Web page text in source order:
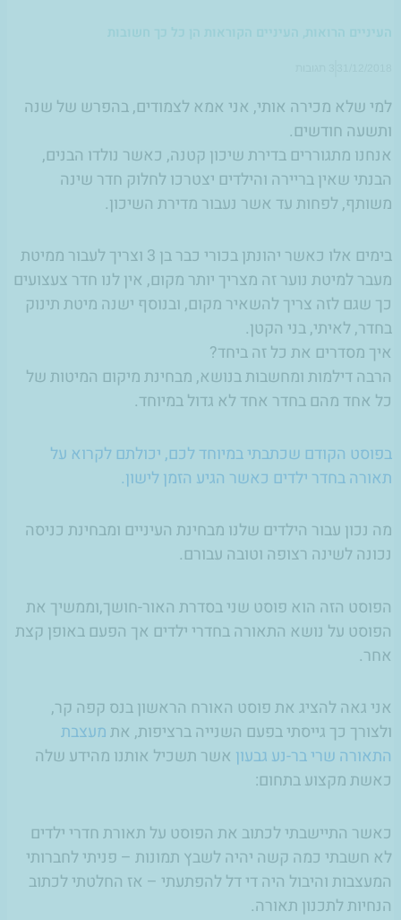
העיניים הרואות, העיניים הקוראות הן כל כך חשובות
למי שלא מכירה אותי, אני אמא לצמודים, בהפרש של שנה
ותשעה חודשים.
אנחנו מתגוררים בדירת שיכון קטנה, כאשר נולדו הבנים,
הבנתי שאין בריירה והילדים יצטרכו לחלוק חדר שינה
משותף, לפחות עד אשר נעבור מדירת השיכון.
בימים אלו כאשר יהונתן בכורי כבר בן 3 וצריך לעבור ממיטת
מעבר למיטת נוער זה מצריך יותר מקום, אין לנו חדר צעצועים
כך שגם לזה צריך להשאיר מקום, ובנוסף ישנה מיטת תינוק
בחדר, לאיתי, בני הקטן.
איך מסדרים את כל זה ביחד?
הרבה דילמות ומחשבות בנושא, מבחינת מיקום המיטות של
כל אחד מהם בחדר אחד לא גדול במיוחד.
בפוסט הקודם שכתבתי במיוחד לכם, יכולתם לקרוא על
תאורה בחדר ילדים כאשר הגיע הזמן לישון.
מה נכון עבור הילדים שלנו מבחינת העיניים ומבחינת כניסה
נכונה לשינה רצופה וטובה עבורם.
הפוסט הזה הוא פוסט שני בסדרת האור-חושך,וממשיך את
הפוסט על נושא התאורה בחדרי ילדים אך הפעם באופן קצת
אחר.
אני גאה להציג את פוסט האורח הראשון בנס קפה קר,
ולצורך כך גייסתי בפעם השנייה ברציפות, אתמעצבת
התאורה שרי בר-נע גבעוןאשר תשכיל אותנו מהידע שלה
כאשת מקצוע בתחום:
כאשר התיישבתי לכתוב את הפוסט על תאורת חדרי ילדים
לא חשבתי כמה קשה יהיה לשבץ תמונות – פניתי לחברותי
המעצבות והיבול היה די דל להפתעתי – אז החלטתי לכתוב
הנחיות לתכנון תאורה.